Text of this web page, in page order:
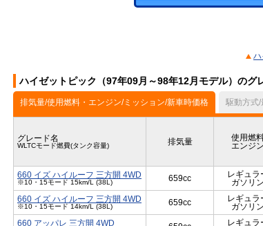
ハイゼットピック（97年09月～98年12月モデル）のグ
排気量/使用燃料・エンジン/ミッション/新車時価格 駆動方式
グレード名
WLTCモード燃費(タンク容量) 排気量
使用燃
エンジン
660 イズ ハイルーフ 三方開 4WD
※10・15モード 15km/L (38L) 659cc
レギュラ
ガソリン
660 イズ ハイルーフ 三方開 4WD
※10・15モード 14km/L (38L) 659cc
レギュラ
ガソリン
660 アッパレ 三方開 4WD
レギュラ